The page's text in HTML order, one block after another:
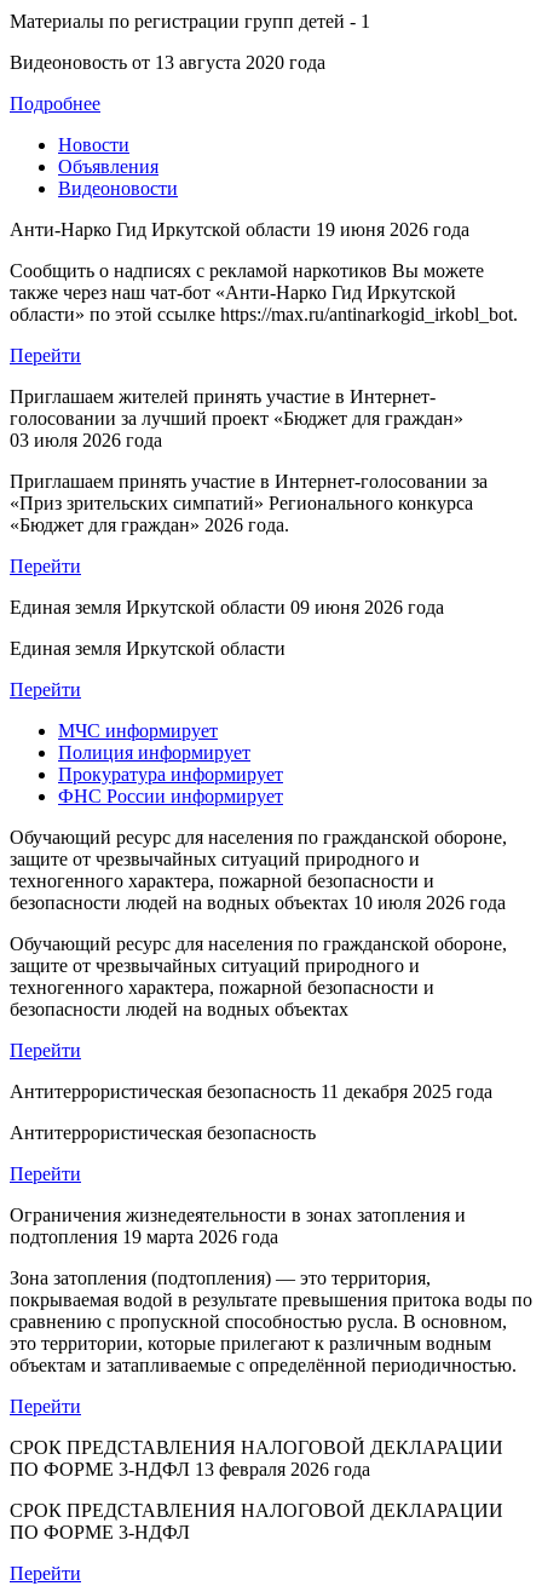
Материалы по регистрации групп детей - 1
Видеоновость от 13 августа 2020 года
Подробнее
Новости
Объявления
Видеоновости
Анти-Нарко Гид Иркутской области 19 июня 2026 года
Сообщить о надписях с рекламой наркотиков Вы можете
также через наш чат-бот «Анти-Нарко Гид Иркутской
области» по этой ссылке https://max.ru/antinarkogid_irkobl_bot.
Перейти
Приглашаем жителей принять участие в Интернет-
голосовании за лучший проект «Бюджет для граждан»
03 июля 2026 года
Приглашаем принять участие в Интернет-голосовании за
«Приз зрительских симпатий» Регионального конкурса
«Бюджет для граждан» 2026 года.
Перейти
Единая земля Иркутской области 09 июня 2026 года
Единая земля Иркутской области
Перейти
МЧС информирует
Полиция информирует
Прокуратура информирует
ФНС России информирует
Обучающий ресурс для населения по гражданской обороне,
защите от чрезвычайных ситуаций природного и
техногенного характера, пожарной безопасности и
безопасности людей на водных объектах 10 июля 2026 года
Обучающий ресурс для населения по гражданской обороне,
защите от чрезвычайных ситуаций природного и
техногенного характера, пожарной безопасности и
безопасности людей на водных объектах
Перейти
Антитеррористическая безопасность 11 декабря 2025 года
Антитеррористическая безопасность
Перейти
Ограничения жизнедеятельности в зонах затопления и
подтопления 19 марта 2026 года
Зона затопления (подтопления) — это территория,
покрываемая водой в результате превышения притока воды по
сравнению с пропускной способностью русла. В основном,
это территории, которые прилегают к различным водным
объектам и затапливаемые с определённой периодичностью.
Перейти
СРОК ПРЕДСТАВЛЕНИЯ НАЛОГОВОЙ ДЕКЛАРАЦИИ
ПО ФОРМЕ 3-НДФЛ 13 февраля 2026 года
СРОК ПРЕДСТАВЛЕНИЯ НАЛОГОВОЙ ДЕКЛАРАЦИИ
ПО ФОРМЕ 3-НДФЛ
Перейти